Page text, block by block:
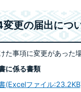
変更の届出につ
た事項に変更があった
に係る書類
(Excelファイル